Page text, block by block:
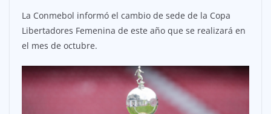
La Conmebol informó el cambio de sede de la Copa
Libertadores Femenina de este año que se realizará en
el mes de octubre.